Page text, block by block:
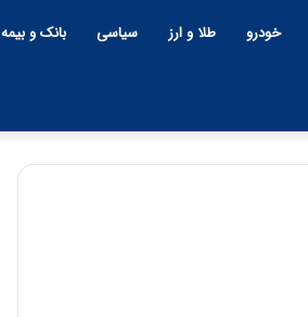
خودرو طلا و ارز سیاسی بانک و بیمه